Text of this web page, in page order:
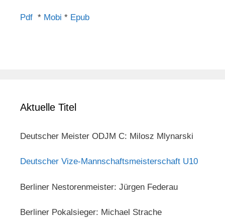
Pdf * Mobi * Epub
Aktuelle Titel
Deutscher Meister ODJM C: Milosz Mlynarski
Deutscher Vize-Mannschaftsmeisterschaft U10
Berliner Nestorenmeister: Jürgen Federau
Berliner Pokalsieger: Michael Strache